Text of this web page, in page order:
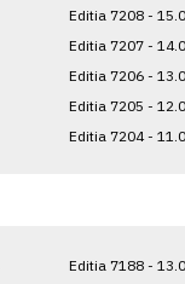
Editia 7208 -
Editia 7207 -
Editia 7206 -
Editia 7205 -
Editia 7204 -
Editia 7188 -